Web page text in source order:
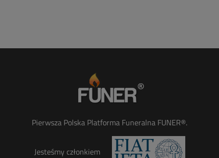
Pierwsza Polska Platforma Funeralna FUNER®.
Jesteśmy członkiem